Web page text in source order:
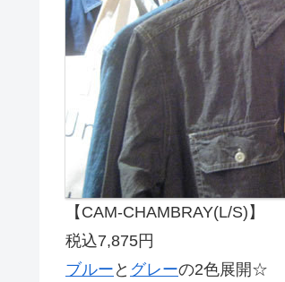
【CAM-CHAMBRAY(L/S)】
税込7,875円
ブルー と グレーの2色展開☆